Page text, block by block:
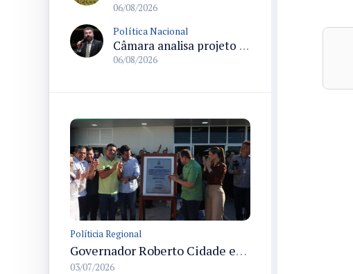
06/08/2026
Política Nacional
Câmara analisa projeto que autoriza policiais civis embarcarem armados em aeronaves civis mediante regras
06/08/2026
Políticia Regional
Governador Roberto Cidade entrega readequação do ambulatório da FCecon e amplia capacidade de atendimento oncológico em Manaus
03/07/2026